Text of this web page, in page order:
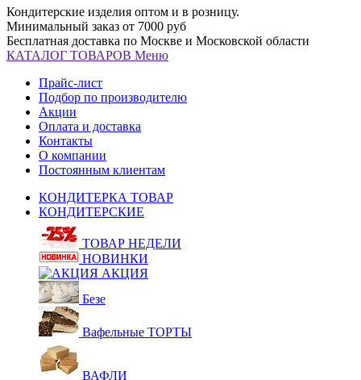
Кондитерские изделия оптом и в розницу.
Минимальный заказ от 7000 руб
Бесплатная доставка по Москве и Московской области
КАТАЛОГ ТОВАРОВ Меню
Прайс-лист
Подбор по производителю
Акции
Оплата и доставка
Контакты
О компании
Постоянным клиентам
КОНДИТЕРКА ТОВАР
КОНДИТЕРСКИЕ
ТОВАР НЕДЕЛИ
НОВИНКИ
АКЦИЯ
Безе
Вафельные ТОРТЫ
ВАФЛИ